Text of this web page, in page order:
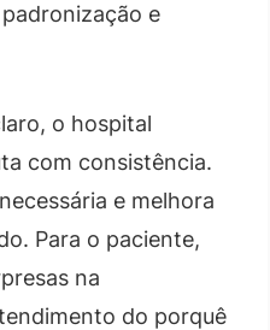
e
o hospital
com consistência.
e melhora
Para o paciente,
na
do porquê